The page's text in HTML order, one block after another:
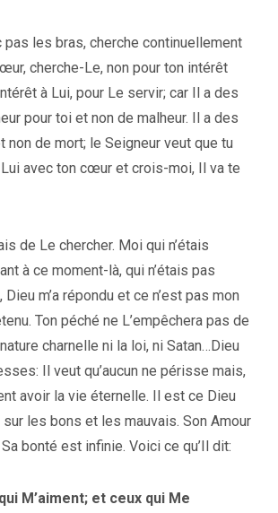
pas les bras, cherche continuellement
cherche-Le, non pour ton intérêt
à Lui, pour Le servir; car Il a des
pour toi et non de malheur. Il a des
non de mort; le Seigneur veut que tu
avec ton cœur et crois-moi, Il va te
de Le chercher. Moi qui n’étais
à ce moment-là, qui n’étais pas
m’a répondu et ce n’est pas mon
Ton péché ne L’empêchera pas de
charnelle ni la loi, ni Satan…Dieu
Il veut qu’aucun ne périsse mais,
avoir la vie éternelle. Il est ce Dieu
les bons et les mauvais. Son Amour
Sa bonté est infinie. Voici ce qu’Il dit:
M’aiment; et ceux qui Me